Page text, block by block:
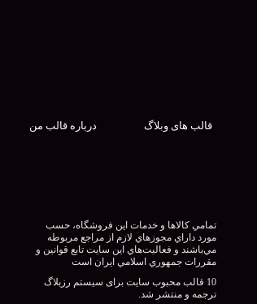
درباره قالب من قالب های وبلاگ
تمامي كالاها و خدمات اين فروشگاه، حسب
مورد داراي مجوزهاي لازم از مراجع مربوطه
مي‌باشند و فعاليت‌هاي اين سايت تابع قوانين و
مقررات جمهوري اسلامي ايران است
10 قالب محبوب سایت برای سیستم رزبلاگ
ترجمه و منتشر شد.